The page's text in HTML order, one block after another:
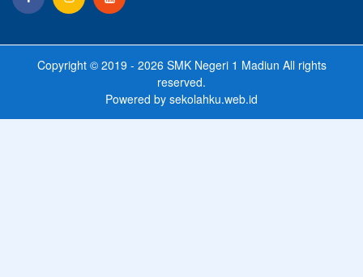
Copyright © 2019 - 2026 SMK Negeri 1 Madiun All rights
reserved.
Powered by sekolahku.web.id